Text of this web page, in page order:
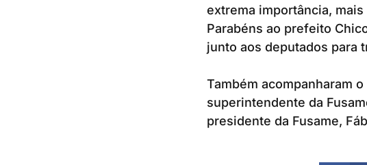
extrema importância,
Parabéns ao prefeito
junto aos deputados para
Também acompanharam
superintendente da
presidente da Fusame,